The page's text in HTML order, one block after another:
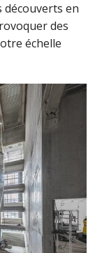
découverts en
des
échelle